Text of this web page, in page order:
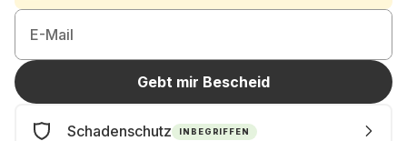
E-Mail
Gebt mir Bescheid
Schadenschutz INBEGRIFFEN